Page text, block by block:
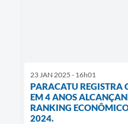
23 JAN 2025 - 16h01
PARACATU REGISTRA
EM 4 ANOS
RANKING
2024.